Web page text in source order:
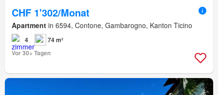
CHF 1'302/Monat
Apartment in 6594, Contone, Gambarogno, Kanton Ticino
4
74 m²
Vor 30+ Tagen